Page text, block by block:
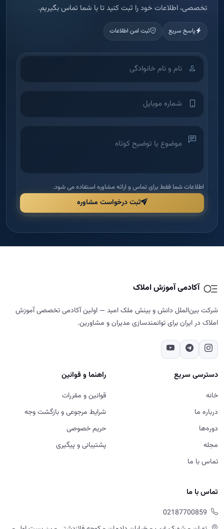
تخصصی، اطلاعات خود را ثبت کنید تا با شما تماس بگیریم.
پاسخ سریع ثبت امن اطلاعات
اطلاعات شما فقط برای تماس و ارائه مشاوره استفاده می شود.
ثبت درخواست مشاوره
آکادمی آموزش املاک
شرکت بین‌الملل دانش و بینش ملک امید — اولین آکادمی تخصصی آموزش
املاک در ایران برای توانمندسازی مدیران و مشاورین.
دسترسی سریع
خانه
درباره ما
دوره‌ها
مجله
تماس با ما
راهنما و قوانین
قوانین و مقررات
شرایط مرجوعی و بازگشت وجه
حریم خصوصی
پشتیبانی و پیگیری
تماس با ما
02187700859